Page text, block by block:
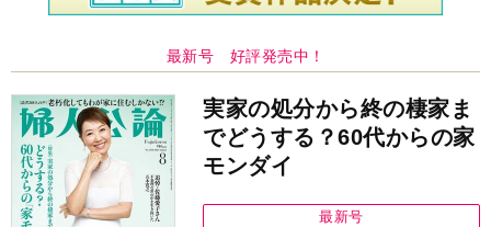
最新号 好評発売中！
実家の処分から終の棲家ま
でどうする？60代からの家
モンダイ
最新号